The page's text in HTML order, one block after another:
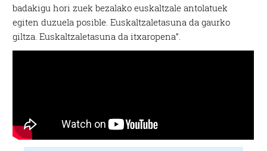
badakigu hori zuek bezalako euskaltzale antolatuek
egiten duzuela posible. Euskaltzaletasuna da gaurko
giltza. Euskaltzaletasuna da itxaropena”.